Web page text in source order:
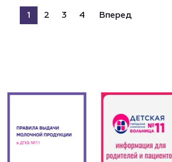
1 2 3 4 Вперед